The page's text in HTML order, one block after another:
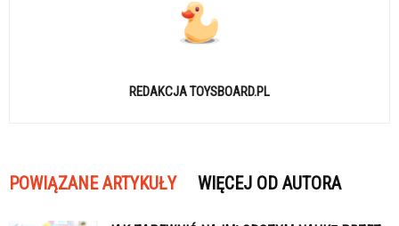
REDAKCJA TOYSBOARD.PL
POWIĄZANE ARTYKUŁY WIĘCEJ OD AUTORA